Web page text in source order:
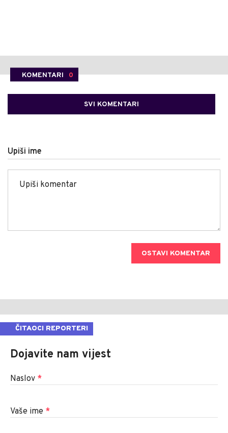
KOMENTARI 0
SVI KOMENTARI
Upiši ime
OSTAVI KOMENTAR
ČITAOCI REPORTERI
Dojavite nam vijest
Naslov *
Vaše ime *